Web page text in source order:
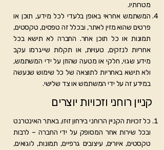
מטרותיו.
המשתמש אחראי באופן בלעדי לכל מידע, תוכן או
פרטים שהוא מזין לאתר, ובכלל זה טפסים, טקסטים,
תמונות או כל תוכן אחר. החברה לא תישא בכל
אחריות לנזקים, טעויות, או תקלות שייגרמו עקב
מידע שגוי, חלקי או מטעה שהוזן על ידי המשתמש,
ולא תישא באחריות לתוצאה של כל שימוש שנעשה
במידע זה על ידי המשתמש או צד שלישי.
קניין רוחני וזכויות יוצרים
כל זכויות הקניין הרוחני בירחון זוּזוּ, באתר האינטרנט
ובכל שירות אחר המסופק על ידי החברה – לרבות
טקסטים, איורים, עיצובים גרפיים, תמונות, לוגואים,